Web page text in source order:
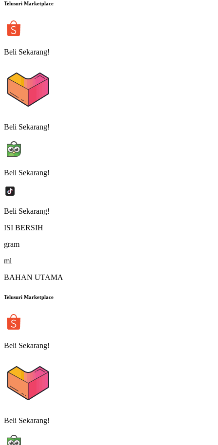
Telusuri Marketplace
Beli Sekarang!
Beli Sekarang!
Beli Sekarang!
Beli Sekarang!
ISI BERSIH
gram
ml
BAHAN UTAMA
Telusuri Marketplace
Beli Sekarang!
Beli Sekarang!